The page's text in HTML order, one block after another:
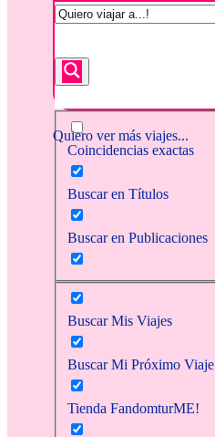
Quiero ver más viajes...
Coincidencias exactas
Buscar en Títulos
Buscar en Publicaciones
Buscar Mis Viajes
Buscar Mi Próximo Viaje
Tienda FandomturME!